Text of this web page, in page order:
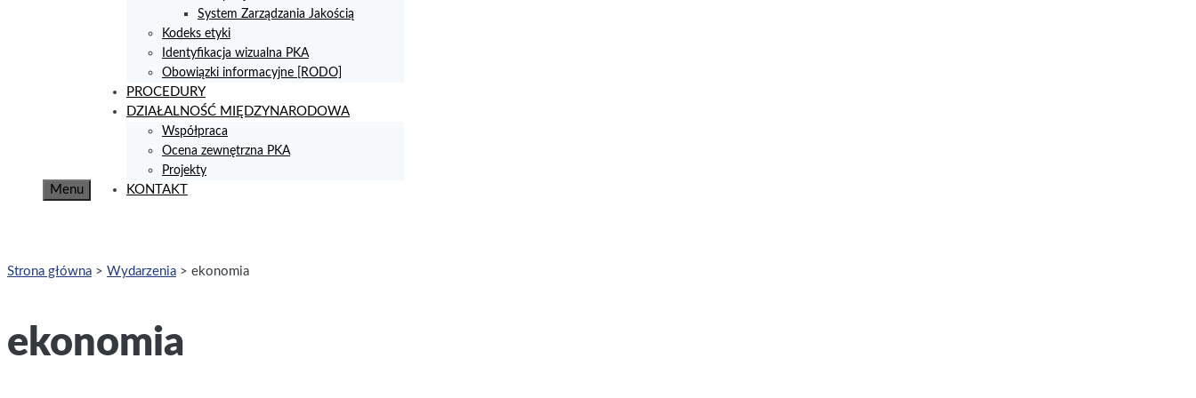
Menu
System Zarządzania Jakością
Kodeks etyki
Identyfikacja wizualna PKA
Obowiązki informacyjne [RODO]
PROCEDURY
DZIAŁALNOŚĆ MIĘDZYNARODOWA
Współpraca
Ocena zewnętrzna PKA
Projekty
KONTAKT
Strona główna > Wydarzenia > ekonomia
ekonomia